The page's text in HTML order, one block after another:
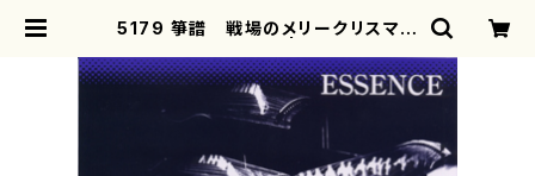
5179 箏譜 戦場のメリークリスマス
h